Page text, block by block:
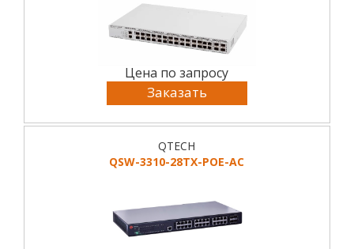
Цена по запросу
Заказать
QTECH
QSW-3310-28TX-POE-AC